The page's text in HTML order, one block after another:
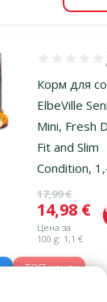
Корм для
ElbeVille
Mini, Fresh
Fit and Slim
Condition,
Оценка
Исходная
17,99 €
Цена
14,98 €
Цена за
100 g: 1,1 €
TOП цена